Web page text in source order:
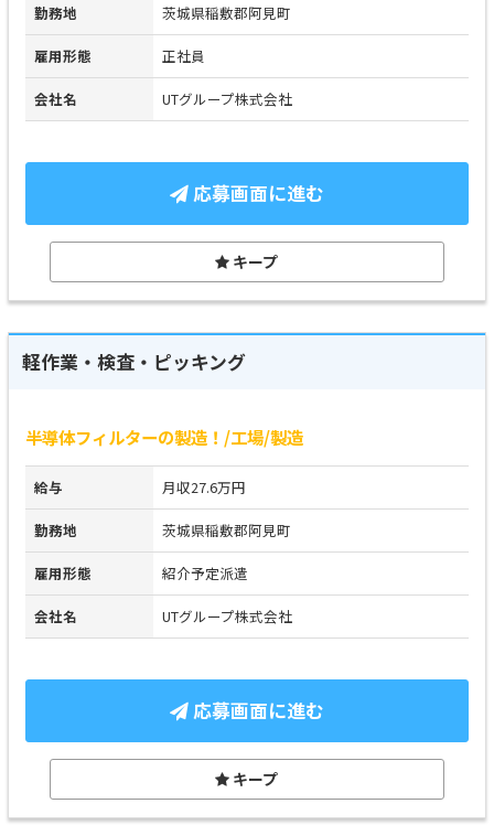
勤務地 茨城県稲敷郡阿見町
雇用形態 正社員
会社名 UTグループ株式会社
応募画面に進む
キープ
軽作業・検査・ピッキング
半導体フィルターの製造！/工場/製造
給与 月収27.6万円
勤務地 茨城県稲敷郡阿見町
雇用形態 紹介予定派遣
会社名 UTグループ株式会社
応募画面に進む
キープ